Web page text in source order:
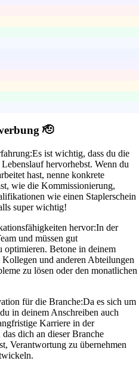
🫡
Es ist wichtig, dass du die
hervorhebst. Wenn du
hast, nenne konkrete
wie die Kommissionierung,
wie einen Staplerschein
super wichtig!
hervor:In der
und müssen gut
Betone in deinem
und anderen Abteilungen
zu lösen oder den monatlichen
für die Branche:Da es sich um
in deinem Anschreiben auch
Karriere in der
dich an dieser Branche
Verantwortung zu übernehmen